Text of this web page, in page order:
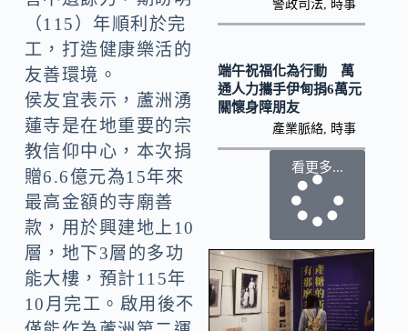
（115）年順利於完
工，打造健康樂活的
友善環境。
侯友宜表示，蘆洲湧
蓮寺是在地重要的宗
教信仰中心，本次捐
贈6.6億元為15年來
最高金額的寺廟善
款，用於興建地上10
層，地下3層的多功
能大樓，預計115年
10月完工。啟用後不
警政司法 時事
端午祝福化為行動 萬
通人力攜手伊甸捐6萬元
關懷身障朋友
產業脈絡 時事
看更多...